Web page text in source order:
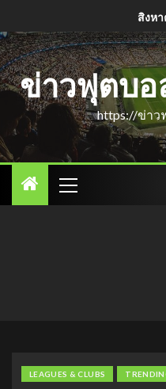
สิงหา
ข่าวฟุตบ
https://ข่าว
LEAGUES & CLUBS